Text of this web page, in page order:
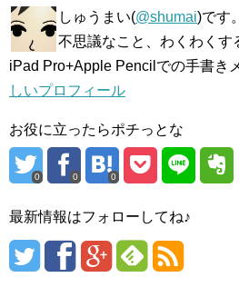
しゅうまい(@shumai)です
不思議なこと、わくわくす
iPad Pro+Apple Pencilでの手書き
しいプロフィール
お役に立ったらポチっとな
0 0 0
最新情報はフォローしてね♪